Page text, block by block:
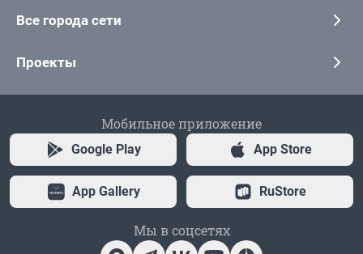
Все города сети
Проекты
Мобильное приложение
Google Play App Store
App Gallery RuStore
Мы в соцсетях